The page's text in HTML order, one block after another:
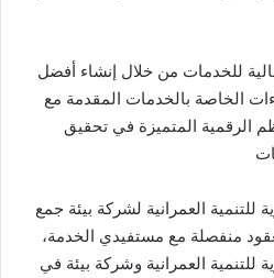
للخدمات من خلال إنشاء أفضل
الخاصة بالخدمات المقدمة مع
الرقمية المتميزة في تحقيق
للتنمية العمرانية لشركة بيئة جمع
منفصلة مع مستفيدي الخدمة،
للتنمية العمرانية وشركة بيئة في